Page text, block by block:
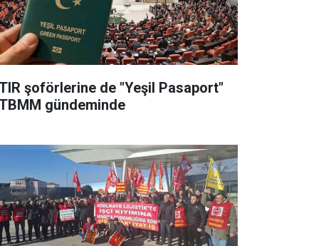
şoförlerine de "Yeşil Pasaport"
gündeminde